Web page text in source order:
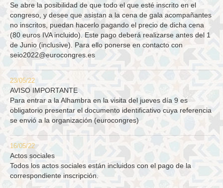
Se abre la posibilidad de que todo el que esté inscrito en el
congreso, y desee que asistan a la cena de gala acompañantes
no inscritos, puedan hacerlo pagando el precio de dicha cena
(80 euros IVA incluido). Este pago deberá realizarse antes del 1
de Junio (inclusive). Para ello ponerse en contacto con
seio2022@eurocongres.es
23/05/22
AVISO IMPORTANTE
Para entrar a la Alhambra en la visita del jueves día 9 es
obligatorio presentar el documento identificativo cuya referencia
se envió a la organización (eurocongres)
16/05/22
Actos sociales
Todos los actos sociales están incluidos con el pago de la
correspondiente inscripción.